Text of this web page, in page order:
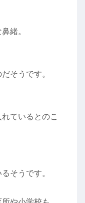
緒。
そうです。
ているとのこ
そうです。